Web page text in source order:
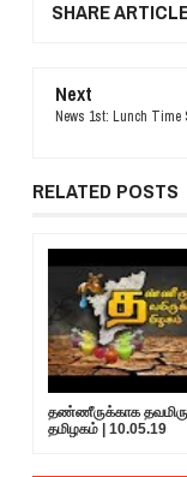
SHARE
Next
News 1st: Lunch Time
RELATED POSTS
தண்ணீருக்காக
தமிழகம் | 10.05.19